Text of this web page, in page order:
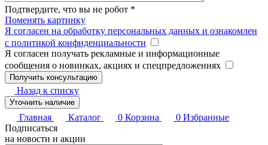
Подтвердите, что вы не робот *
Поменять картинку
Я согласен на обработку персональных данных и ознакомлен
с политикой конфиденциальности
Я согласен получать рекламные и информационные
сообщения о новинках, акциях и спецпредложениях
Назад к списку
Уточнить наличие
Главная Каталог 0 Корзина 0 Избранные
Подписаться
на новости и акции